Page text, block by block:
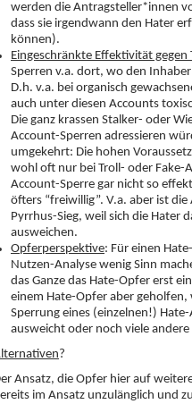
werden die Antragsteller*innen
dass sie irgendwann den Hater
können).
Eingeschränkte Effektivität gegen
Sperren v.a. dort, wo den
D.h. v.a. bei organisch
auch unter diesen Accounts
Die ganz krassen Stalker- oder
Account-Sperren adressieren
umgekehrt: Die hohen
wohl oft nur bei Troll- oder Fake-
Account-Sperre gar nicht so
öfters “freiwillig”. V.a. aber ist
Pyrrhus-Sieg, weil sich die Hater
ausweichen.
Opferperspektive: Für einen
Nutzen-Analyse wenig Sinn
das Ganze das Hate-Opfer erst
einem Hate-Opfer aber
Sperrung eines (einzelnen!)
ausweicht oder noch viele
?
Ansatz, die Opfer hier auf
im Ansatz unzulänglich und